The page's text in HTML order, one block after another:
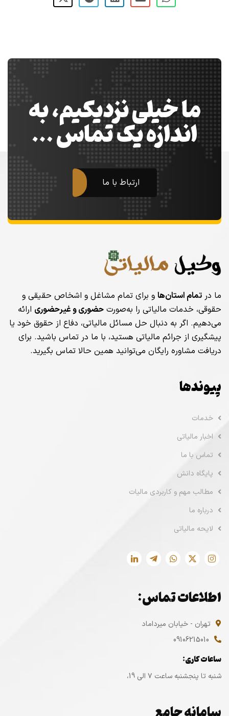
ما خیلی نزدیکیم، به
اندازه یک تماس …
ارتباط با ما
ما در تمام استان‌ها و برای تمام مشاغل و اشخاص حقیقی و
حقوقی، خدمات مالیاتی را به‌صورت حضوری و غیرحضوری ارائه
می‌دهیم. اگر به دنبال حل مسائل مالیاتی، دفاع از حقوق خود یا
پیشگیری از جرائم مالیاتی هستید، با ما در تماس باشید. برای
دریافت مشاوره رایگان می‌توانید همین حالا تماس بگیرید.
پیوندها
خدمات
اخبار مالیاتی
تماس با ما
پایگاه دانش
مطالب مهم و کاربردی مالیات
درباره ما
لایحه مالیاتی
اطلاعات تماس:
تهران - خیابان میرداماد
09106215010
ساعات کاری:
شنبه تا پنجشنبه ساعت ۷ الی 19،